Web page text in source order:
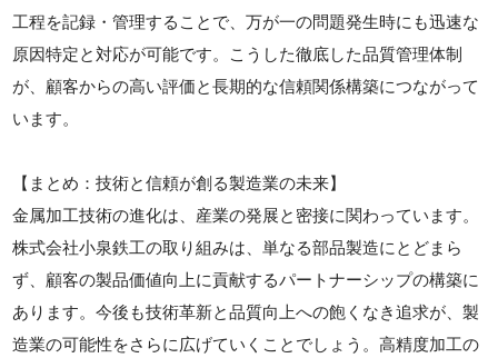
工程を記録・管理することで、万が一の問題発生時にも迅速な
原因特定と対応が可能です。こうした徹底した品質管理体制
が、顧客からの高い評価と長期的な信頼関係構築につながって
います。
【まとめ：技術と信頼が創る製造業の未来】
金属加工技術の進化は、産業の発展と密接に関わっています。
株式会社小泉鉄工の取り組みは、単なる部品製造にとどまら
ず、顧客の製品価値向上に貢献するパートナーシップの構築に
あります。今後も技術革新と品質向上への飽くなき追求が、製
造業の可能性をさらに広げていくことでしょう。高精度加工の